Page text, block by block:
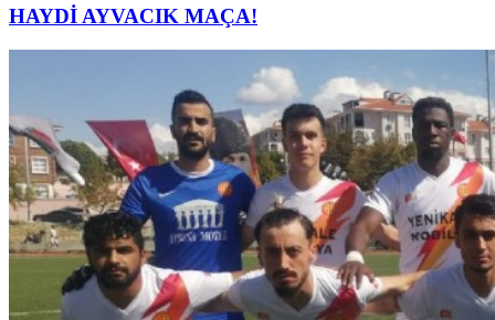
HAYDİ AYVACIK MAÇA!